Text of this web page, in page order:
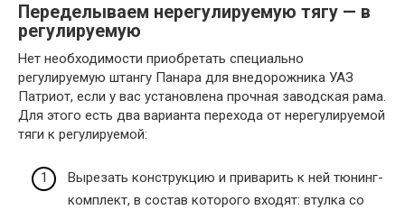
Переделываем нерегулируемую тягу — в
регулируемую
Нет необходимости приобретать специально
регулируемую штангу Панара для внедорожника УАЗ
Патриот, если у вас установлена ​​прочная заводская рама.
Для этого есть два варианта перехода от нерегулируемой
тяги к регулируемой:
Вырезать конструкцию и приварить к ней тюнинг-
комплект, в состав которого входят: втулка со